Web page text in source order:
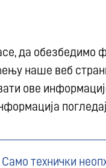
Kontakt
да
наше веб
ове
Само технички